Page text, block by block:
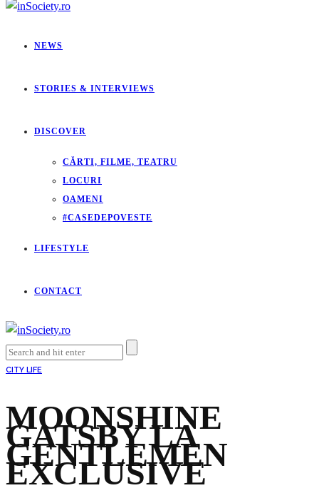
NEWS
STORIES & INTERVIEWS
DISCOVER
CĂRTI, FILME, TEATRU
LOCURI
OAMENI
#CASEDEPOVESTE
LIFESTYLE
CONTACT
CITY LIFE
MOONSHINE
GATSBY LA
GENTLEMEN
EXCLUSIVE